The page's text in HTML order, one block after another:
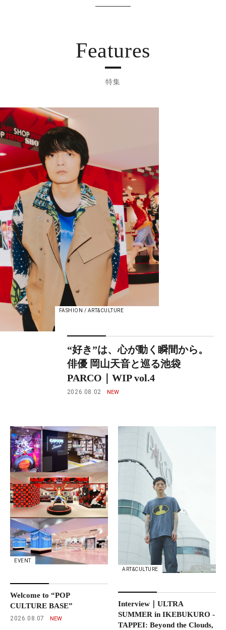
Features
特集
FASHION / ART&CULTURE
“好き”は、心が動く瞬間から。
俳優 岡山天音と巡る池袋
PARCO｜WIP vol.4
2026.08.02
EVENT
Welcome to “POP
CULTURE BASE”
2026.08.07
ART&CULTURE
Interview｜ULTRA
SUMMER in IKEBUKURO -
TAPPEI: Beyond the Clouds,